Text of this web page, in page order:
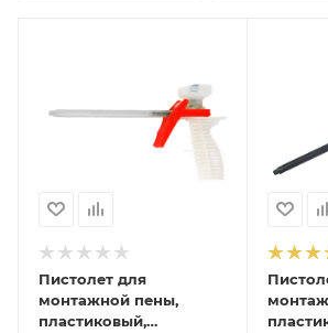
Пистолет для
монтажной пены,
пластиковый,